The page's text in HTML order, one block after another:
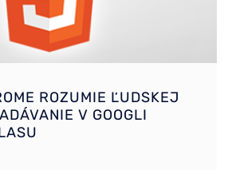
ROZUMIE ĽUDSKEJ
V GOOGLI